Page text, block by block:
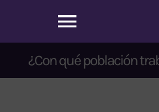
Toggle
Inicio
¿Con qué población